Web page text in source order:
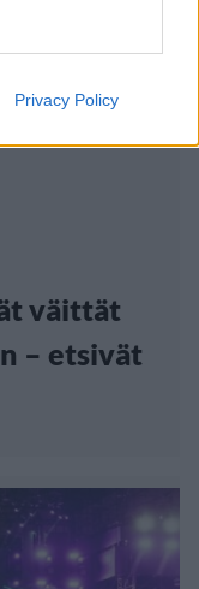
Privacy Policy
väittät
– etsivät